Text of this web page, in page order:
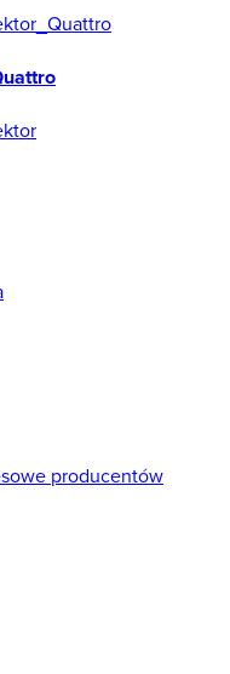
producentów